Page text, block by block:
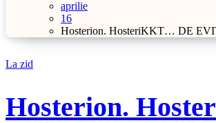
aprilie
16
Hosterion. HosteriKKT… DE
La zid
Hosterion.